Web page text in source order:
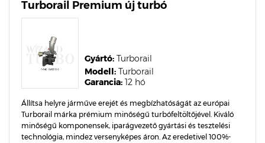
Turborail Premium új turbó
Garancia: 12 hó
Modell: Turborail
Gyártó: Turborail
Állítsa helyre járműve erejét és megbízhatóságát az európai
Turborail márka prémium minőségű turbófeltöltőjével. Kiváló
minőségű komponensek, iparágvezető gyártási és tesztelési
technológia, mindez versenyképes áron. Az eredetivel 100%-